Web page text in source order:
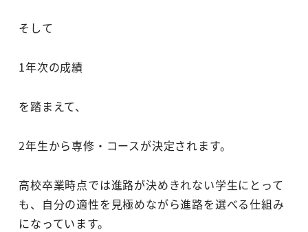
そして
1年次の成績
を踏まえて、
2年生から専修・コースが決定されます。
高校卒業時点では進路が決めきれない学生にとって
も、自分の適性を見極めながら進路を選べる仕組み
になっています。